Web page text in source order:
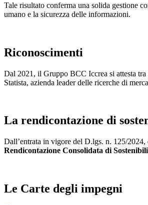
Tale risultato conferma una solida gestione
umano e la sicurezza delle informazioni.
Riconoscimenti
Dal 2021, il Gruppo BCC Iccrea si attesta tra
Statista, azienda leader delle ricerche di
La rendicontazione di
Dall’entrata in vigore del D.lgs. n. 125/
Rendicontazione Consolidata di
Le Carte degli impegni